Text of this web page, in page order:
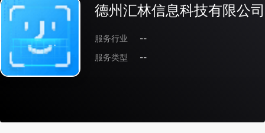
德州汇林信息科技有限公司
服务行业
--
服务类型
--